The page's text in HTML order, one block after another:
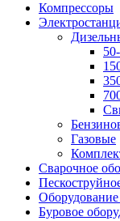
Компрессоры
Газовые
Сварочное
Оборудование
Буровое